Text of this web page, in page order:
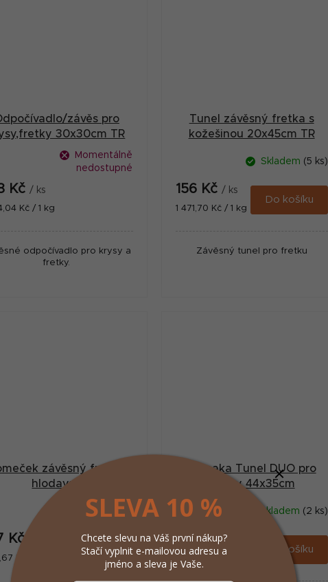
závěs pro
30x30cm TR
Momentálně
nedostupné
Kč / ks
Kč / 1 kg
odpočívadlo pro krysy a
fretky.
Tunel závěsný fretka s
kožešinou 20x45cm TR
Skladem (5 ks)
156 Kč / ks
Měrná
1 471,70 Kč / 1 kg
Do košíku
Závěsný tunel pro fretku
závěsný fretka,
hlodavec
Skladem (4 ks)
Kč
Kč / 1 kg
Do košíku
Hamaka Tunel DUO pro
fretky 44x35cm
Skladem (2 ks)
293 Kč/ ks
Měrná
cena:
293 Kč / 1 ks
Do košíku
SLEVA 10 %
Chcete slevu na Váš první nákup?
Stačí vyplnit e-mailovou adresu a
jméno a sleva je Vaše.